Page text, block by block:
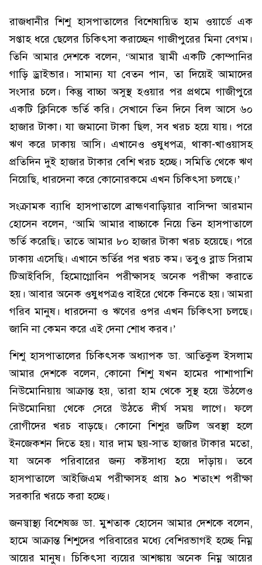
রাজধানীর শিশু হাসপাতালের বিশেষায়িত হাম ওয়ার্ডে এক
সপ্তাহ ধরে ছেলের চিকিৎসা করাচ্ছেন গাজীপুরের মিনা বেগম।
তিনি আমার দেশকে বলেন, ‘আমার স্বামী একটি কোম্পানির
গাড়ি ড্রাইভার। সামান্য যা বেতন পান, তা দিয়েই আমাদের
সংসার চলে। কিন্তু বাচ্চা অসুস্থ হওয়ার পর প্রথমে গাজীপুরে
একটি ক্লিনিকে ভর্তি করি। সেখানে তিন দিনে বিল আসে ৬০
হাজার টাকা। যা জমানো টাকা ছিল, সব খরচ হয়ে যায়। পরে
ঋণ করে ঢাকায় আসি। এখানেও ওষুধপত্র, থাকা-খাওয়াসহ
প্রতিদিন দুই হাজার টাকার বেশি খরচ হচ্ছে। সমিতি থেকে ঋণ
নিয়েছি, ধারদেনা করে কোনোরকমে এখন চিকিৎসা চলছে।’
সংক্রামক ব্যাধি হাসপাতালে ব্রাহ্মণবাড়িয়ার বাসিন্দা আরমান
হোসেন বলেন, ‘আমি আমার বাচ্চাকে নিয়ে তিন হাসপাতালে
ভর্তি করেছি। তাতে আমার ৮০ হাজার টাকা খরচ হয়েছে। পরে
ঢাকায় এসেছি। এখানে ভর্তির পর খরচ কম। তবুও ব্লাড সিরাম
টিআইবিসি, হিমোগ্লোবিন পরীক্ষাসহ অনেক পরীক্ষা করাতে
হয়। আবার অনেক ওষুধপত্রও বাইরে থেকে কিনতে হয়। আমরা
গরিব মানুষ। ধারদেনা ও ঋণের ওপর এখন চিকিৎসা চলছে।
জানি না কেমন করে এই দেনা শোধ করব।’
শিশু হাসপাতালের চিকিৎসক অধ্যাপক ডা. আতিকুল ইসলাম
আমার দেশকে বলেন, কোনো শিশু যখন হামের পাশাপাশি
নিউমোনিয়ায় আক্রান্ত হয়, তারা হাম থেকে সুস্থ হয়ে উঠলেও
নিউমোনিয়া থেকে সেরে উঠতে দীর্ঘ সময় লাগে। ফলে
রোগীদের খরচ বাড়ছে। কোনো শিশুর জটিল অবস্থা হলে
ইনজেকশন দিতে হয়। যার দাম ছয়-সাত হাজার টাকার মতো,
যা অনেক পরিবারের জন্য কষ্টসাধ্য হয়ে দাঁড়ায়। তবে
হাসপাতালে আইজিএম পরীক্ষাসহ প্রায় ৯০ শতাংশ পরীক্ষা
সরকারি খরচে করা হচ্ছে।
জনস্বাস্থ্য বিশেষজ্ঞ ডা. মুশতাক হোসেন আমার দেশকে বলেন,
হামে আক্রান্ত শিশুদের পরিবারের মধ্যে বেশিরভাগই হচ্ছে নিম্ন
আয়ের মানুষ। চিকিৎসা ব্যয়ের আশঙ্কায় অনেক নিম্ন আয়ের